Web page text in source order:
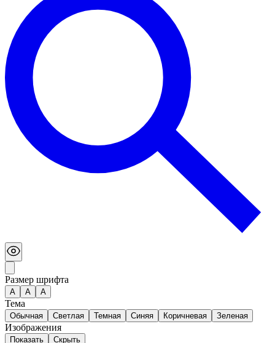
Размер шрифта
А A A
Тема
Обычная Светлая Темная Синяя Коричневая Зеленая
Изображения
Показать Скрыть